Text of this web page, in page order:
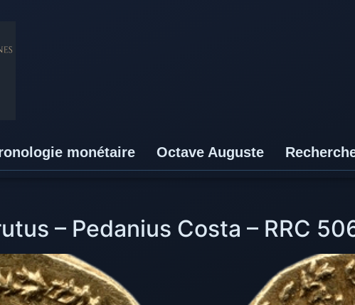
monétaire Octave Auguste
– Pedanius Costa – RRC